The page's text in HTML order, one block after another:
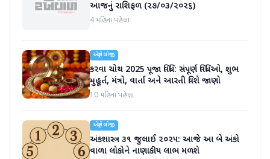
આજનું રાશિફળ (૨૭/૦૩/૨૦૨૬)
4 મહિના પહેલા
એસ્ટ્રોલોજી
કરવા ચોથ 2025 પૂજા વિધિ: સંપૂર્ણ વિધિઓ, શુભ
મુહૂર્ત, મંત્રો, વાર્તા અને આરતી વિશે જાણો
10 મહિના પહેલા
એસ્ટ્રોલોજી
અંકશાસ્ત્ર ૩૧ જુલાઈ ૨૦૨૫: આજે આ બે અંકો
વાળા લોકોને નાણાકીય લાભ મળશે